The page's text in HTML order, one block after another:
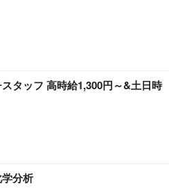
タッフ 高時給1,300円～&土日時
分析